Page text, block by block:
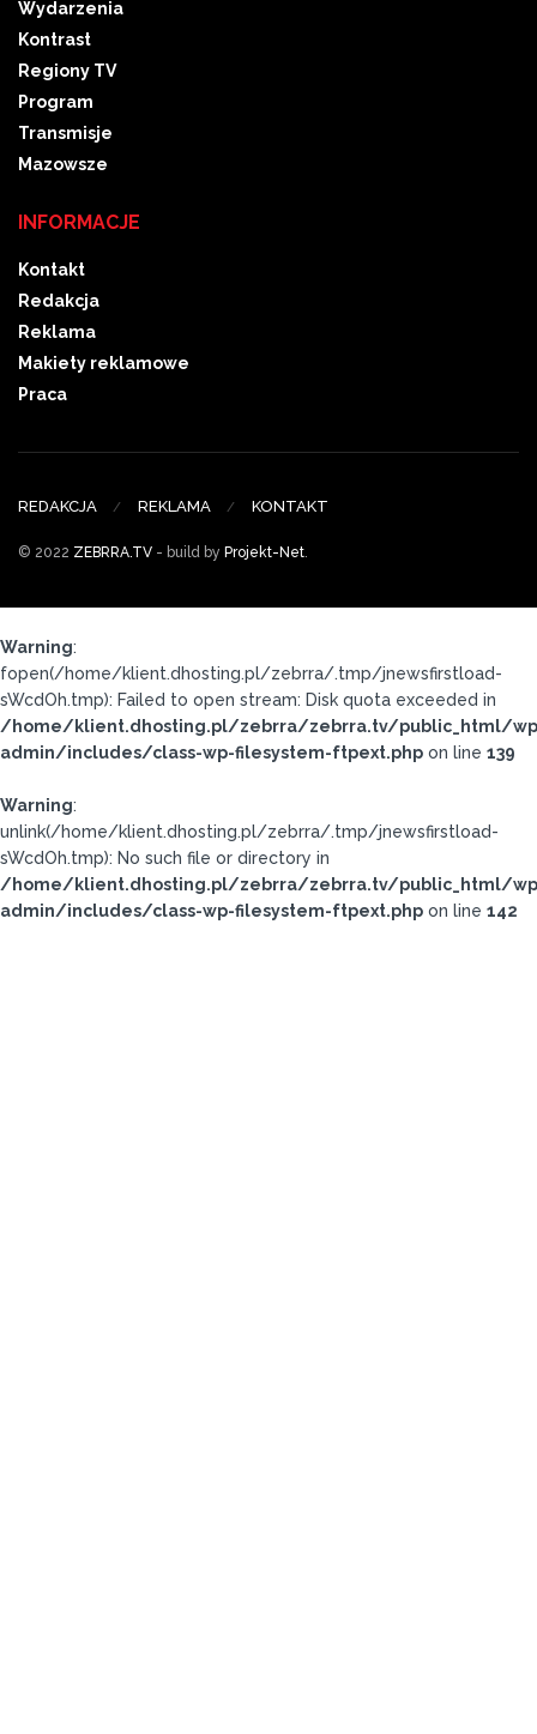
Wydarzenia
Kontrast
Regiony TV
Program
Transmisje
Mazowsze
INFORMACJE
Kontakt
Redakcja
Reklama
Makiety reklamowe
Praca
REDAKCJA REKLAMA KONTAKT
© 2022 ZEBRRA.TV - build by Projekt-Net.
Warning:
fopen(/home/klient.dhosting.pl/zebrra/.tmp/jnewsfirstload-
sWcdOh.tmp): Failed to open stream: Disk quota exceeded in
/home/klient.dhosting.pl/zebrra/zebrra.tv/public_html/
admin/includes/class-wp-filesystem-ftpext.php on line 139
Warning:
unlink(/home/klient.dhosting.pl/zebrra/.tmp/jnewsfirstload-
sWcdOh.tmp): No such file or directory in
/home/klient.dhosting.pl/zebrra/zebrra.tv/public_html/
admin/includes/class-wp-filesystem-ftpext.php on line 142